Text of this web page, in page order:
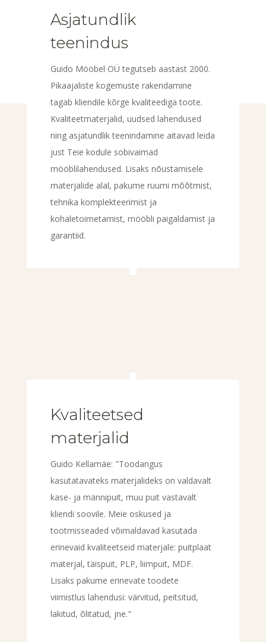
Asjatundlik
teenindus
Guido Mööbel OÜ tegutseb aastast 2000.
Pikaajaliste kogemuste rakendamine
tagab kliendile kõrge kvaliteediga toote.
Kvaliteetmaterjalid, uudsed lahendused
ning asjatundlik teenindamine aitavad leida
just Teie kodule sobivaimad
mööblilahendused. Lisaks nõustamisele
materjalide alal, pakume ruumi mõõtmist,
tehnika komplekteerimist ja
kohaletoimetamist, mööbli paigaldamist ja
garantiid.
Kvaliteetsed
materjalid
Guido Kellamäe: "Toodangus
kasutatavateks materjalideks on valdavalt
kase- ja männipuit, muu puit vastavalt
kliendi soovile. Meie oskused ja
tootmisseaded võimaldavad kasutada
erinevaid kvaliteetseid materjale: puitplaat
materjal, täispuit, PLP, liimpuit, MDF.
Lisaks pakume erinevate toodete
viimistlus lahendusi: värvitud, peitsitud,
lakitud, õlitatud, jne."